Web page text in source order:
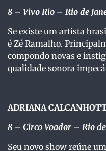
8 – Vivo Rio – Rio de
Se existe um artista
é Zé Ramalho.
compondo novas e
qualidade sonora
ADRIANA
8 – Circo Voador – Rio
Seu novo show reúne